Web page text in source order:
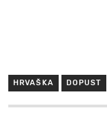
HRVAŠKA DOPUST